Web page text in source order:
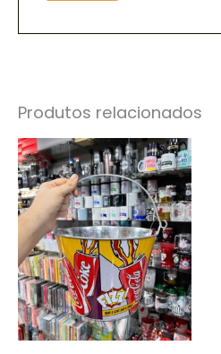
Produtos relacionados